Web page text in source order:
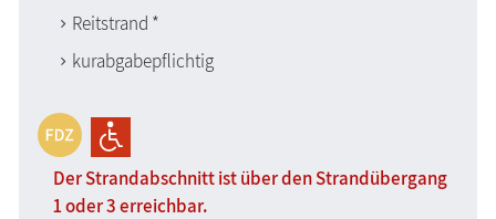
Reitstrand *
kurabgabepflichtig
Der Strandabschnitt ist über den Strandübergang
1 oder 3 erreichbar.